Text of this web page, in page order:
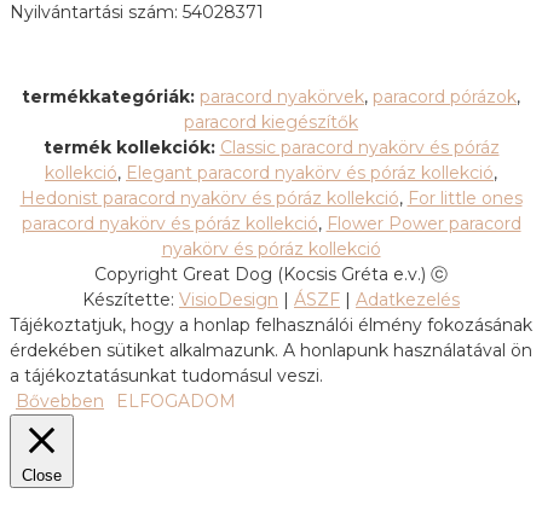
Nyilvántartási szám: 54028371
termékkategóriák: paracord nyakörvek, paracord pórázok,
paracord kiegészítők
termék kollekciók: Classic paracord nyakörv és póráz
kollekció, Elegant paracord nyakörv és póráz kollekció,
Hedonist paracord nyakörv és póráz kollekció, For little ones
paracord nyakörv és póráz kollekció, Flower Power paracord
nyakörv és póráz kollekció
Copyright Great Dog (Kocsis Gréta e.v.) ⓒ
Készítette: VisioDesign ÁSZF
Adatkezelés
Tájékoztatjuk, hogy a honlap felhasználói élmény fokozásának
érdekében sütiket alkalmazunk. A honlapunk használatával ön
a tájékoztatásunkat tudomásul veszi.
Bővebben
ELFOGADOM
Close